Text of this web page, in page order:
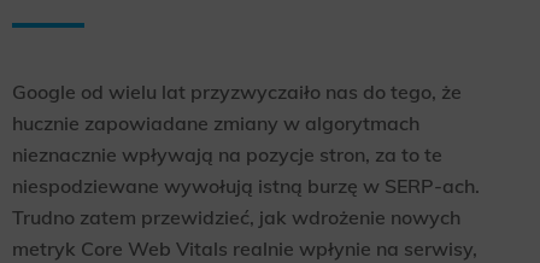
Google od wielu lat przyzwyczaiło nas do tego, że
hucznie zapowiadane zmiany w algorytmach
nieznacznie wpływają na pozycje stron, za to te
niespodziewane wywołują istną burzę w SERP-ach.
Trudno zatem przewidzieć, jak wdrożenie nowych
metryk Core Web Vitals realnie wpłynie na serwisy,